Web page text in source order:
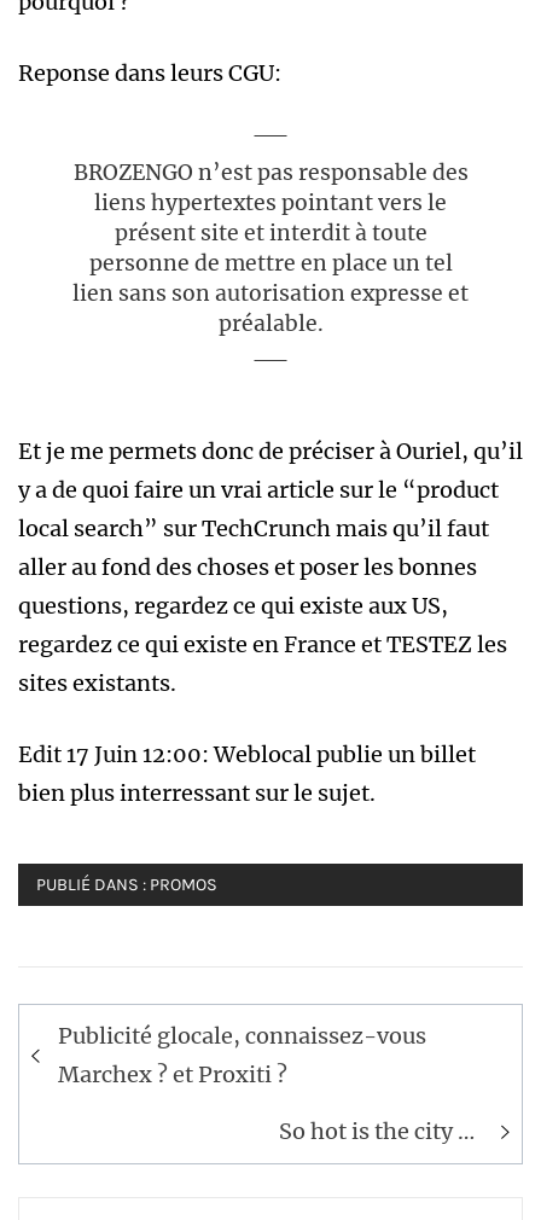
Reponse dans leurs CGU:
BROZENGO n’est pas responsable des
liens hypertextes pointant vers le
présent site et interdit à toute
personne de mettre en place un tel
lien sans son autorisation expresse et
préalable.
Et je me permets donc de préciser à Ouriel, qu’il
y a de quoi faire un vrai article sur le “product
local search” sur TechCrunch mais qu’il faut
aller au fond des choses et poser les bonnes
questions, regardez ce qui existe aux US,
regardez ce qui existe en France et TESTEZ les
sites existants.
Edit 17 Juin 12:00: Weblocal publie un billet
bien plus interressant sur le sujet.
PUBLIÉ DANS : PROMOS
Navigation
de
Publicité glocale, connaissez-vous
Marchex ? et Proxiti ?
So hot is the city …